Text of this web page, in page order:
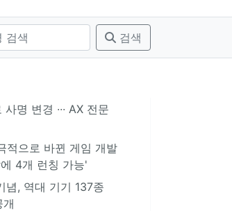
검색
사명 변경 ∙∙∙ AX 전문
적으로 바뀐 게임 개발
4개 런칭 가능'
념, 역대 기기 137종